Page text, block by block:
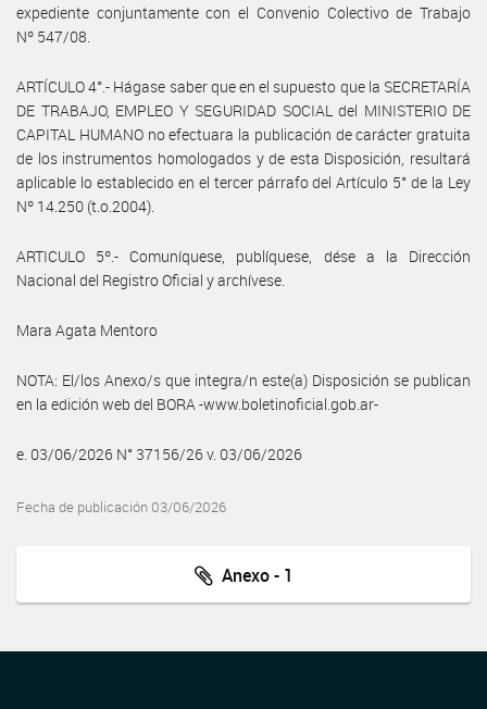
expediente conjuntamente con el Convenio Colectivo de Trabajo
Nº 547/08.
ARTÍCULO 4°.- Hágase saber que en el supuesto que la SECRETARÍA
DE TRABAJO, EMPLEO Y SEGURIDAD SOCIAL del MINISTERIO DE
CAPITAL HUMANO no efectuara la publicación de carácter gratuita
de los instrumentos homologados y de esta Disposición, resultará
aplicable lo establecido en el tercer párrafo del Artículo 5° de la Ley
Nº 14.250 (t.o.2004).
ARTICULO 5º.- Comuníquese, publíquese, dése a la Dirección
Nacional del Registro Oficial y archívese.
Mara Agata Mentoro
NOTA: El/los Anexo/s que integra/n este(a) Disposición se publican
en la edición web del BORA -www.boletinoficial.gob.ar-
e. 03/06/2026 N° 37156/26 v. 03/06/2026
Fecha de publicación 03/06/2026
Anexo - 1